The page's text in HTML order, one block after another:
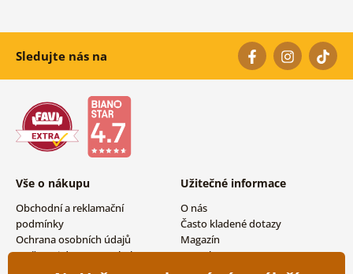
Sledujte nás na
Vše o nákupu
Obchodní a reklamační
podmínky
Ochrana osobních údajů
Možnosti dopravy a platby
Vrácení zboží
Užitečné informace
O nás
Často kladené dotazy
Magazín
Kontakty
Velkoobchodní spolupráce